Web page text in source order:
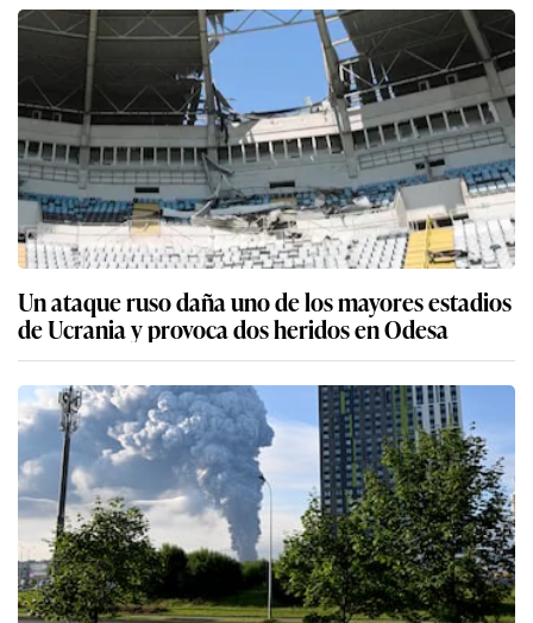
Un ataque ruso daña uno de los mayores estadios
de Ucrania y provoca dos heridos en Odesa